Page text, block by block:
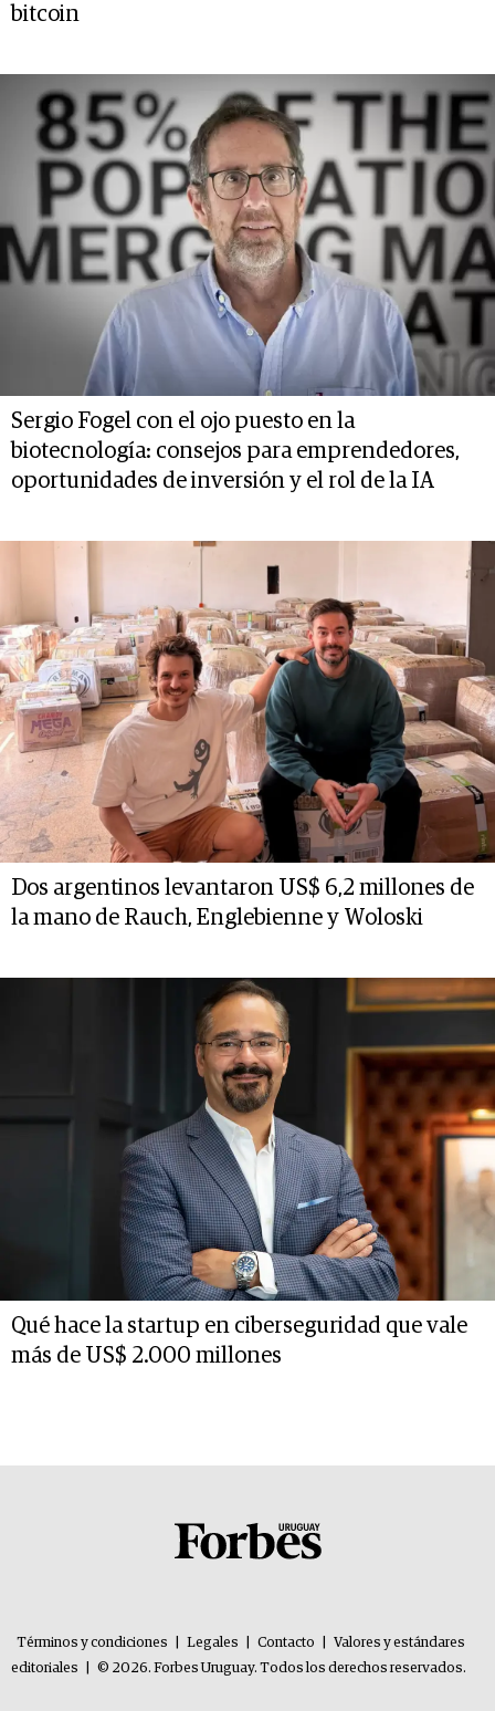
bitcoin
Sergio Fogel con el ojo puesto en la
biotecnología: consejos para emprendedores,
oportunidades de inversión y el rol de la IA
Dos argentinos levantaron US$ 6,2 millones de
la mano de Rauch, Englebienne y Woloski
Qué hace la startup en ciberseguridad que vale
más de US$ 2.000 millones
Términos y condiciones Legales Contacto
Valores y estándares
editoriales
© 2026. Forbes Uruguay. Todos los derechos reservados.